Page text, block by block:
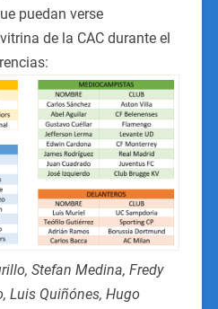
puedan verse
de la CAC durante el
Stefan Medina, Fredy
Luis Quiñónes, Hugo